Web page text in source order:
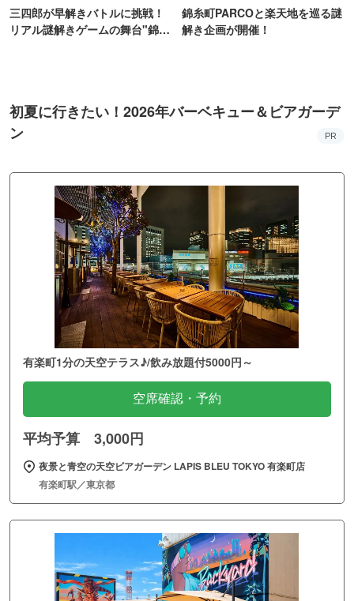
三四郎が早解きバトルに挑戦！
リアル謎解きゲームの舞台"錦糸
錦糸町PARCOと楽天地を巡る謎
解き企画が開催！
初夏に行きたい！2026年バーベキュー＆ビアガーデ
ン
PR
有楽町1分の天空テラス♪/飲み放題付5000円～
空席確認・予約
平均予算 3,000円
夜景と青空の天空ビアガーデン LAPIS BLEU TOKYO 有楽町店
有楽町駅／東京都